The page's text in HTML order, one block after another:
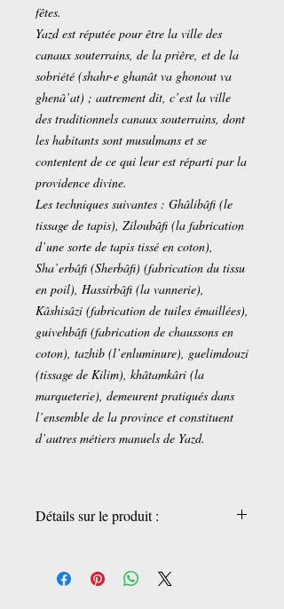
fêtes.
Yazd est réputée pour être la ville des
canaux souterrains, de la prière, et de la
sobriété (shahr-e ghanât va ghonout va
ghenâ’at) ; autrement dit, c’est la ville
des traditionnels canaux souterrains, dont
les habitants sont musulmans et se
contentent de ce qui leur est réparti par la
providence divine.
Les techniques suivantes : Ghâlibâfi (le
tissage de tapis), Ziloubâfi (la fabrication
d’une sorte de tapis tissé en coton),
Sha’erbâfi (Sherbâfi) (fabrication du tissu
en poil), Hassirbâfi (la vannerie),
Kâshisâzi (fabrication de tuiles émaillées),
guivehbâfi (fabrication de chaussons en
coton), tazhib (l’enluminure), guelimdouzi
(tissage de Kilim), khâtamkâri (la
marqueterie), demeurent pratiqués dans
l’ensemble de la province et constituent
d’autres métiers manuels de Yazd.
Détails sur le produit :
Carré 100x100cm
14 couleurs